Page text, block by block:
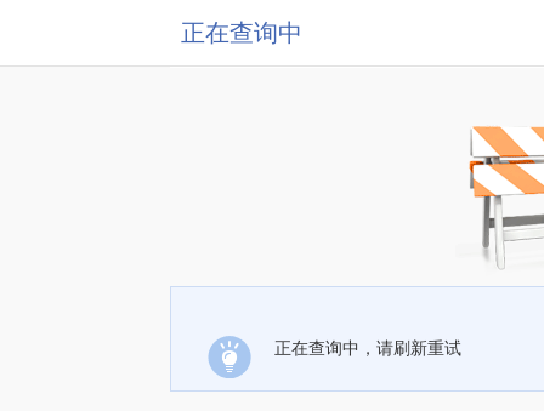
正在查询中
正在查询中，请刷新重试